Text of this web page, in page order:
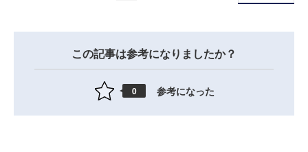
この記事は参考になりましたか？
0 参考になった